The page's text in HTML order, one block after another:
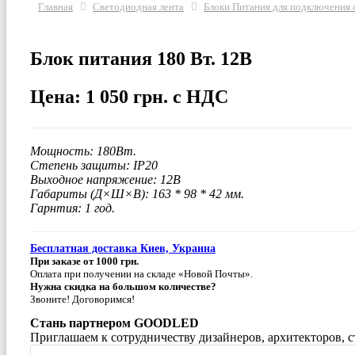
Главная Светодиодная лента Блоки Питания для подключения
Блок питания 180 Вт. 12В
Цена: 1 050 грн. с НДС
Мощность: 180Вт.
Степень защиты: IP20
Выходное напряжение: 12В
Габариты (Д×Ш×В): 163 * 98 * 42 мм.
Гарнтия: 1 год.
Бесплатная доставка Киев, Украина
При заказе от 1000 грн.
Оплата при получении на складе «Новой Почты».
Нужна скидка на большом количестве?
Звоните! Договоримся!
Стань партнером GOODLED
Приглашаем к сотрудничеству дизайнеров,